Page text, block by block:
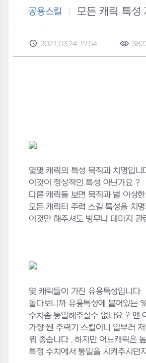
공용스킬 모든 캐릭 특성
2021.03.24 19:54
몇몇 캐릭의 특성 묵직과 치명입
이것이 정상적인 특성 아닌가요 ?
다른 캐릭들 보면 묵직과 별 이상
모든 캐릭터 주력 스킬 특성을 치
이것만 해주셔도 방무나 데미지
몇 캐릭들이 가진 유용특성입니다
돌다보니까 유용특성에 붙어있는
수치좀 통일해주실수 없나요 ? 맨
가장 쌘 주력기 스킬이니 일부러
뭐 좋습니다 . 하지만 어느캐릭은
특정 수치에서 통일을 시켜주시던